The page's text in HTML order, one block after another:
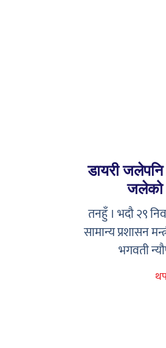
डायरी जलेपनि
जलेको
तनहुँ । भदौ २९
सामान्य प्रशासन
भगवती